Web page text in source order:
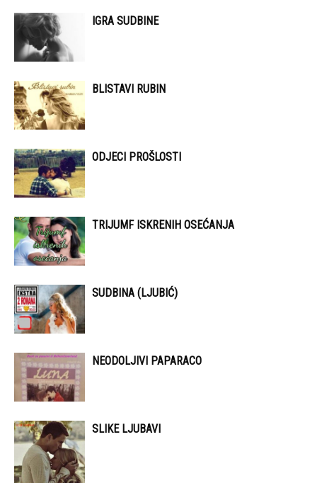
IGRA SUDBINE
BLISTAVI RUBIN
ODJECI PROŠLOSTI
TRIJUMF ISKRENIH OSEĆANJA
SUDBINA (LJUBIĆ)
NEODOLJIVI PAPARACO
SLIKE LJUBAVI